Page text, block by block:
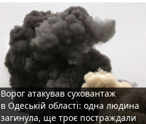
Ворог атакував суховантаж
в Одеській області: одна людина
загинула, ще троє постраждали